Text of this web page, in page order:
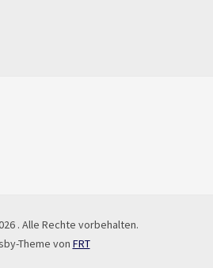
. Alle Rechte vorbehalten.
Theme von FRT